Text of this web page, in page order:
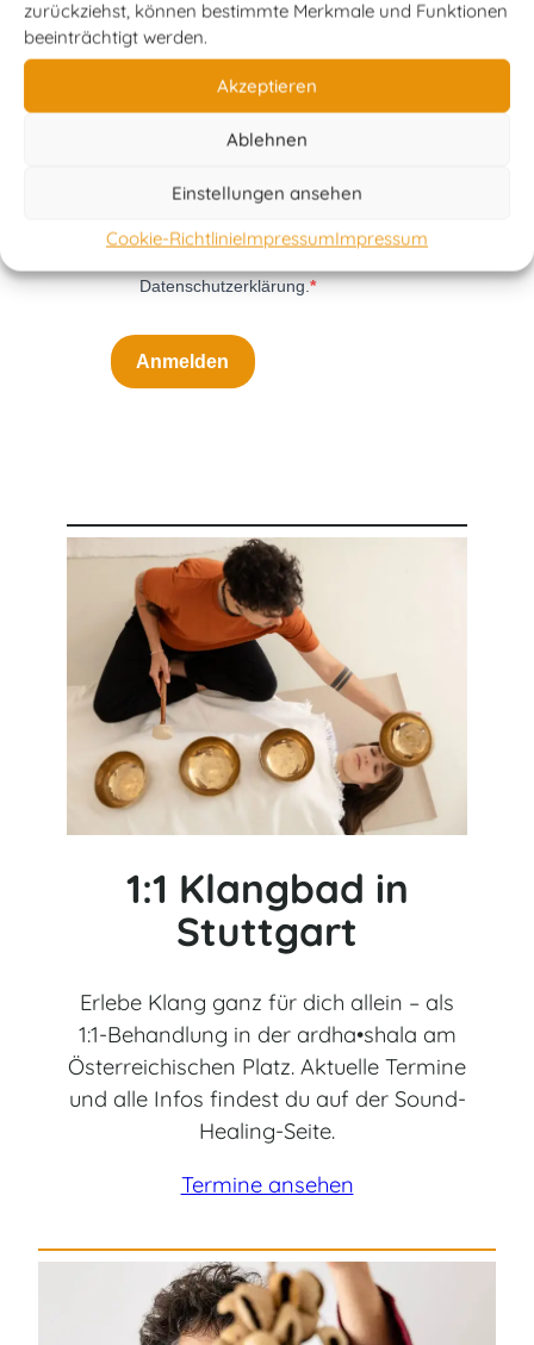
zurückziehst, können bestimmte Merkmale und Funktionen
beeinträchtigt werden.
Akzeptieren
Ablehnen
Einstellungen ansehen
Cookie-RichtlinieImpressumImpressum
Ich akzeptiere die
Datenschutzerklärung.
Anmelden
1:1 Klangbad in
Stuttgart
Erlebe Klang ganz für dich allein – als
1:1-Behandlung in der ardha•shala am
Österreichischen Platz. Aktuelle Termine
und alle Infos findest du auf der Sound-
Healing-Seite.
Termine ansehen